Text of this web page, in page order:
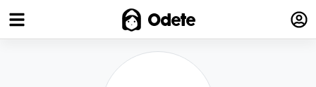
Odete